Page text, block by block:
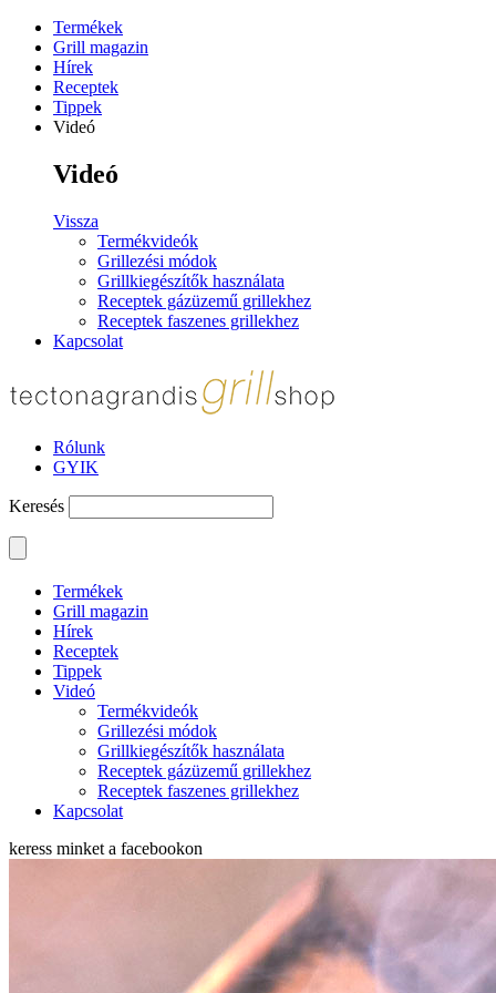
Termékek
Grill magazin
Hírek
Receptek
Tippek
Videó
Videó
Vissza
Termékvideók
Grillezési módok
Grillkiegészítők használata
Receptek gázüzemű grillekhez
Receptek faszenes grillekhez
Kapcsolat
Rólunk
GYIK
Keresés
Termékek
Grill magazin
Hírek
Receptek
Tippek
Videó
Termékvideók
Grillezési módok
Grillkiegészítők használata
Receptek gázüzemű grillekhez
Receptek faszenes grillekhez
Kapcsolat
keress minket a facebookon